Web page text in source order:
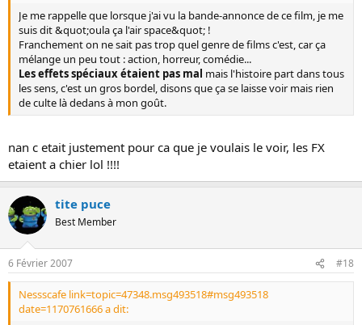
Je me rappelle que lorsque j'ai vu la bande-annonce de ce film, je me
suis dit &quot;oula ça l'air space&quot; !
Franchement on ne sait pas trop quel genre de films c'est, car ça
mélange un peu tout : action, horreur, comédie...
Les effets spéciaux étaient pas mal mais l'histoire part dans tous
les sens, c'est un gros bordel, disons que ça se laisse voir mais rien
de culte là dedans à mon goût.
nan c etait justement pour ca que je voulais le voir, les FX
etaient a chier lol !!!!
tite puce
Best Member
6 Février 2007 #18
Nessscafe link=topic=47348.msg493518#msg493518
date=1170761666 a dit: